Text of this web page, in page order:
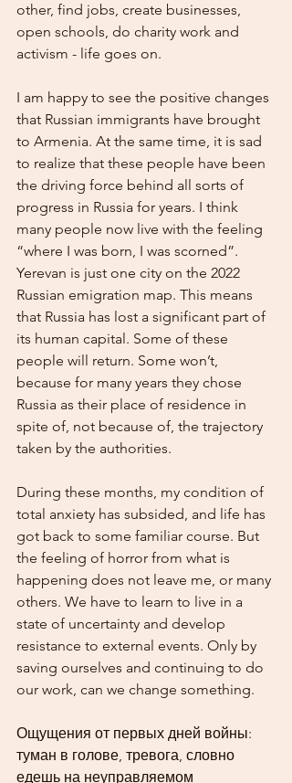
other, find jobs, create businesses,
open schools, do charity work and
activism - life goes on.
I am happy to see the positive changes
that Russian immigrants have brought
to Armenia. At the same time, it is sad
to realize that these people have been
the driving force behind all sorts of
progress in Russia for years. I think
many people now live with the feeling
“where I was born, I was scorned”.
Yerevan is just one city on the 2022
Russian emigration map. This means
that Russia has lost a significant part of
its human capital. Some of these
people will return. Some won’t,
because for many years they chose
Russia as their place of residence in
spite of, not because of, the trajectory
taken by the authorities.
During these months, my condition of
total anxiety has subsided, and life has
got back to some familiar course. But
the feeling of horror from what is
happening does not leave me, or many
others. We have to learn to live in a
state of uncertainty and develop
resistance to external events. Only by
saving ourselves and continuing to do
our work, can we change something.
Ощущения от первых дней войны:
туман в голове, тревога, словно
едешь на неуправляемом